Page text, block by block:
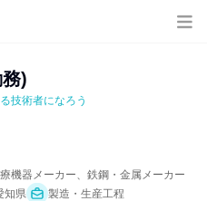
)
技術者になろう
機器メーカー、鉄鋼・金属メーカー
知県 製造・生産工程